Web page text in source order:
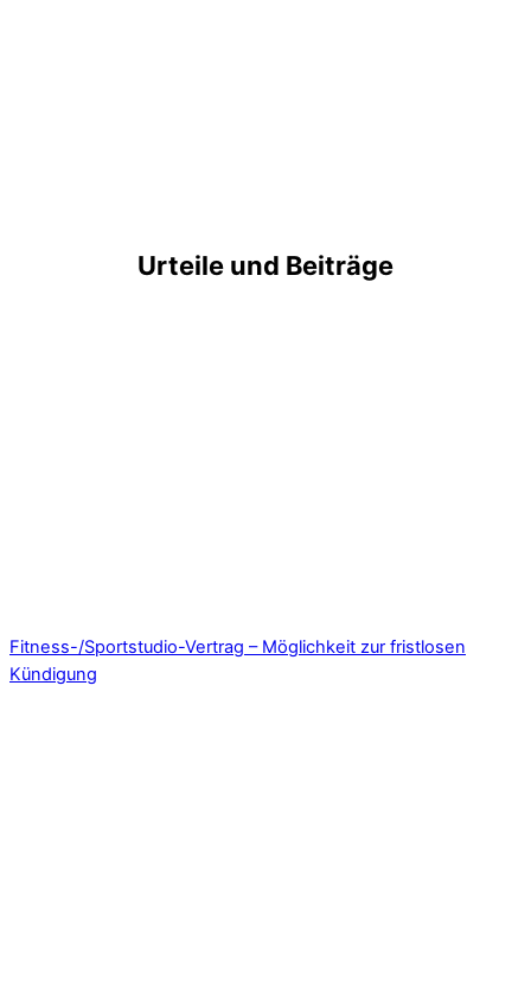
Urteile und Beiträge
Fitness-/Sportstudio-Vertrag – Möglichkeit zur fristlosen
Kündigung